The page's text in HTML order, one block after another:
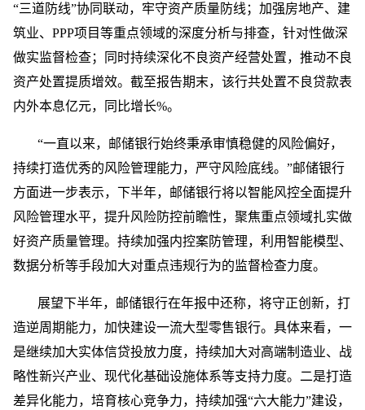
“三道防线”协同联动，牢守资产质量防线；加强房地产、建
筑业、PPP项目等重点领域的深度分析与排查，针对性做深
做实监督检查；同时持续深化不良资产经营处置，推动不良
资产处置提质增效。截至报告期末，该行共处置不良贷款表
内外本息亿元，同比增长%。
“一直以来，邮储银行始终秉承审慎稳健的风险偏好，
持续打造优秀的风险管理能力，严守风险底线。”邮储银行
方面进一步表示，下半年，邮储银行将以智能风控全面提升
风险管理水平，提升风险防控前瞻性，聚焦重点领域扎实做
好资产质量管理。持续加强内控案防管理，利用智能模型、
数据分析等手段加大对重点违规行为的监督检查力度。
展望下半年，邮储银行在年报中还称，将守正创新，打
造逆周期能力，加快建设一流大型零售银行。具体来看，一
是继续加大实体信贷投放力度，持续加大对高端制造业、战
略性新兴产业、现代化基础设施体系等支持力度。二是打造
差异化能力，培育核心竞争力，持续加强“六大能力”建设，